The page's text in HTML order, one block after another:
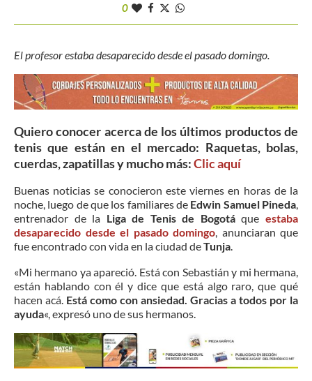
0
El profesor estaba desaparecido desde el pasado domingo.
Quiero conocer acerca de los últimos productos de
tenis que están en el mercado: Raquetas, bolas,
cuerdas, zapatillas y mucho más:Clicaquí
Buenas noticias se conocieron este viernes en horas de la
noche, luego de que los familiares de Edwin Samuel Pineda
entrenador de la Liga de Tenis de Bogotáqueestaba
desaparecido desde el pasado domingo , anunciaran que
fue encontrado con vida en la ciudad deTunja
«Mi hermano ya apareció. Está con Sebastián y mi hermana,
están hablando con él y dice que está algo raro, que qué
hacen acá. Está como con ansiedad. Gracias a todos por la
ayuda«, expresó uno de sus hermanos.